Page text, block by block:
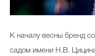
К началу весны бренд
садом имени Н.В.